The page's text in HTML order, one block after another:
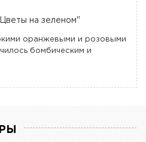
на зеленом"
оранжевыми и розовыми
бомбическим и